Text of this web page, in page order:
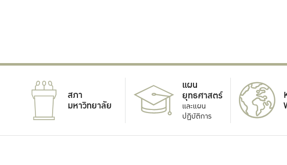
สภา
มหาวิทยาลัย
แผน
ยุทธศาสตร์
และแผน
ปฏิบัติการ